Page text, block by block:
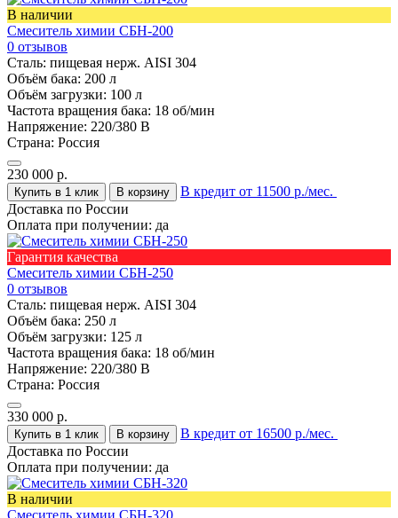
В наличии
Смеситель химии СБН-200
0 отзывов
Сталь: пищевая нерж. AISI 304
Объём бака: 200 л
Объём загрузки: 100 л
Частота вращения бака: 18 об/мин
Напряжение: 220/380 В
Страна: Россия
230 000 р.
Купить в 1 клик В корзину
В кредит от 11500 р./мес.
Доставка по России
Оплата при получении: да
Гарантия качества
Смеситель химии СБН-250
0 отзывов
Сталь: пищевая нерж. AISI 304
Объём бака: 250 л
Объём загрузки: 125 л
Частота вращения бака: 18 об/мин
Напряжение: 220/380 В
Страна: Россия
330 000 р.
Купить в 1 клик В корзину
В кредит от 16500 р./мес.
Доставка по России
Оплата при получении: да
В наличии
Смеситель химии СБН-320